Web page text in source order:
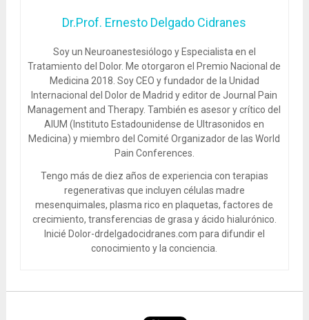
Dr.Prof. Ernesto Delgado Cidranes
Soy un Neuroanestesiólogo y Especialista en el
Tratamiento del Dolor. Me otorgaron el Premio Nacional de
Medicina 2018. Soy CEO y fundador de la Unidad
Internacional del Dolor de Madrid y editor de Journal Pain
Management and Therapy. También es asesor y crítico del
AIUM (Instituto Estadounidense de Ultrasonidos en
Medicina) y miembro del Comité Organizador de las World
Pain Conferences.
Tengo más de diez años de experiencia con terapias
regenerativas que incluyen células madre
mesenquimales, plasma rico en plaquetas, factores de
crecimiento, transferencias de grasa y ácido hialurónico.
Inicié Dolor-drdelgadocidranes.com para difundir el
conocimiento y la conciencia.